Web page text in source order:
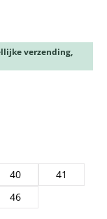
verzending,
40
41
46